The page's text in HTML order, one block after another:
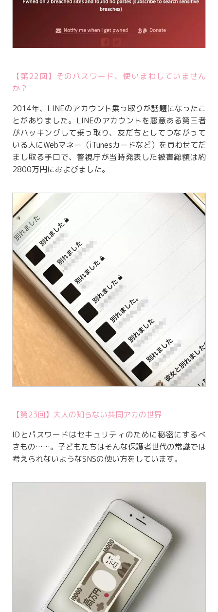
【第22回】そのパスワード、使いまわしていません
か？
2014年、LINEのアカウント乗っ取りが話題になったこ
とがありました。LINEのアカウントを悪意ある第三者
がハッキングして乗っ取り、友だちとしてつながって
いる人にWebマネー（iTunesカードなど）を買わせてだ
まし取る手口で、警視庁が当時発表した被害総額は約
2800万円におよびました。
【第23回】大人の知らない共同アカの世界
IDとパスワードはセキュリティのために秘密にするべ
きもの……。子どもたちはそんな保護者世代の常識では
考えられないようなSNSの使い方をしています。